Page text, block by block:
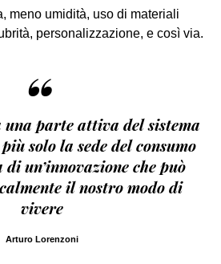
meno umidità, uso di materiali
personalizzazione, e così via.
“
una parte attiva del sistema
solo la sede del consumo
un’innovazione che può
il nostro modo di
vivere
Arturo Lorenzoni